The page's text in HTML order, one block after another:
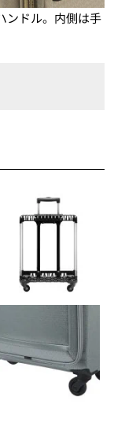
ンドル。内側は手